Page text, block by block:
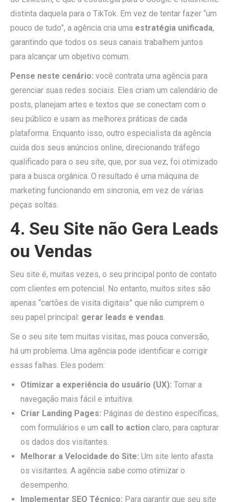
distinta daquela para o TikTok. Em vez de tentar fazer “um
pouco de tudo”, a agência cria uma estratégia unificada,
garantindo que todos os seus canais trabalhem juntos
para alcançar um objetivo comum.
Pense neste cenário: você contrata uma agência para
gerenciar suas redes sociais. Eles criam um calendário de
posts, planejam artes e textos que se conectam com o
seu público e usam as melhores práticas de cada
plataforma. Enquanto isso, outro especialista da agência
cuida dos seus anúncios online, direcionando tráfego
qualificado para o seu site, que, por sua vez, foi otimizado
para a busca orgânica. O resultado é uma máquina de
marketing funcionando em sincronia, em vez de várias
peças soltas.
4. Seu Site não Gera Leads
ou Vendas
Seu site é, muitas vezes, o seu principal ponto de contato
com clientes em potencial. No entanto, muitos sites são
apenas “cartões de visita digitais” que não cumprem o
seu papel principal: gerar leads e vendas.
Se o seu site tem muitas visitas, mas pouca conversão,
há um problema. Uma agência pode identificar e corrigir
essas falhas. Eles podem:
Otimizar a experiência do usuário (UX): Tornar a
navegação mais fácil e intuitiva.
Criar Landing Pages: Páginas de destino específicas,
com formulários e um call to action claro, para capturar
os dados dos visitantes.
Melhorar a Velocidade do Site: Um site lento afasta
os visitantes. A agência sabe como otimizar o
desempenho.
Implementar SEO Técnico: Para garantir que seu site